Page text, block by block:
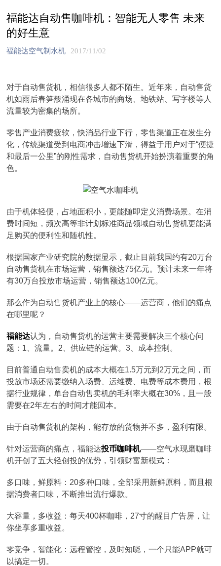
福能达自动售咖啡机：智能无人零售 未来
的好生意
福能达空气制水机 2017/11/02
对于自动售货机，相信很多人都不陌生。近年来，自动售货
机如雨后春笋般涌现在各城市的商场、地铁站、写字楼等人
流量较为密集的场所。
零售产业消费疲软，快消品行业下行，零售渠道正在发生分
化，传统渠道受到电商冲击增速下滑，得益于用户对于“便捷
和最后一公里”的刚性需求，自动售货机开始扮演着重要的角
色。
由于机体轻便，占地面积小，更能随即定义消费场景。在消
费时间短，频次高等非计划标准商品领域自动售货机更能满
足购买的便利性和随机性。
根据国家产业研究院的数据显示，截止目前我国约有20万台
自动售货机在市场运营，销售额达75亿元。预计未来一年将
有30万台投放市场运营，销售额达100亿元。
那么作为自动售货机产业上的核心——运营商，他们的痛点
在哪里呢？
福能达认为，自动售货机的运营主要需要解决三个核心问
题：1、流量。2、供应链的运营。3、成本控制。
目前普通自动售卖机的成本大概在1.5万元到2万元之间，而
投放市场还需要缴纳入场费、运维费、电费等成本费用，根
据行业规律，单台自动售卖机的毛利率大概在30%，且一般
需要在2年左右的时间才能回本。
由于自动售货机的架构，能存放的货物并不多，盈利有限。
针对运营商的痛点，福能达投币咖啡机——空气水现磨咖啡
机开创了五大轻创投的优势，引领财富新模式：
多口味，鲜原料：20多种口味，全部采用新鲜原料，而且根
据消费者口味，不断推出流行爆款。
大容量，多收益：每天400杯咖啡，27寸的醒目广告屏，让
你坐享多重收益。
零竞争，智能化：远程管控，及时知晓，一个只能APP就可
以搞定一切。